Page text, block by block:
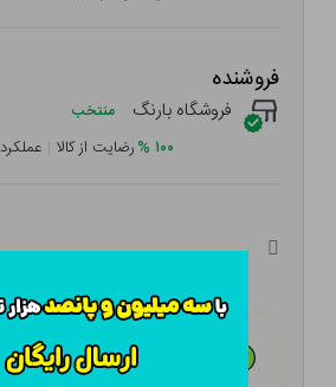
فروشنده
فروشگاه بارنگ منتخب
۱۰۰ %رضایت از کالا | عملکرد
هـر قسط با تــرب‌پــی: